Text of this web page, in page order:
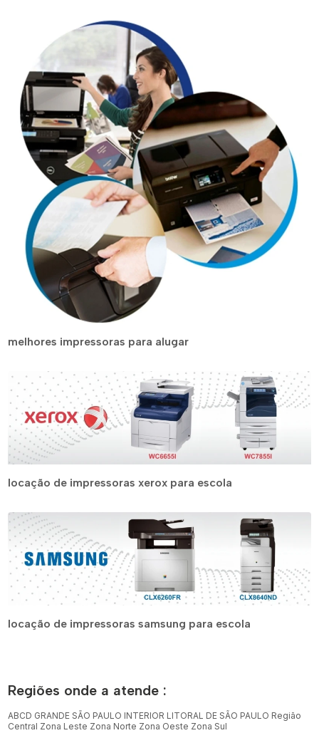
melhores impressoras para alugar
locação de impressoras xerox para escola
locação de impressoras samsung para escola
Regiões onde a atende :
ABCD GRANDE SÃO PAULO INTERIOR LITORAL DE SÃO PAULO Região
Central Zona Leste Zona Norte Zona Oeste Zona Sul